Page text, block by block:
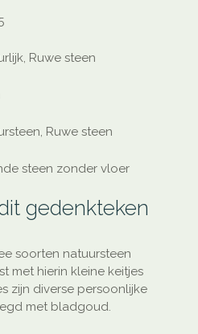
Ruwe steen
Ruwe steen
steen zonder vloer
gedenkteken
soorten natuursteen
met hierin kleine keitjes
zijn diverse persoonlijke
met bladgoud.